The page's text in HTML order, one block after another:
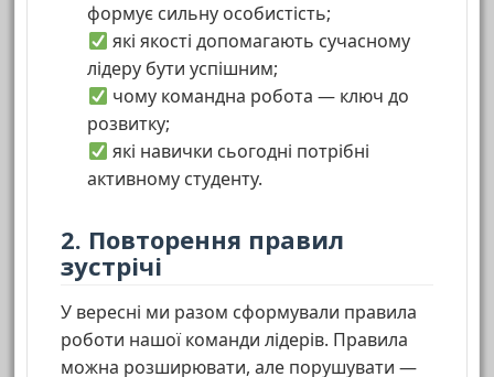
формує сильну особистість;
які якості допомагають сучасному
лідеру бути успішним;
чому командна робота — ключ до
розвитку;
які навички сьогодні потрібні
активному студенту.
2. Повторення правил
зустрічі
У вересні ми разом сформували правила
роботи нашої команди лідерів. Правила
можна розширювати, але порушувати —